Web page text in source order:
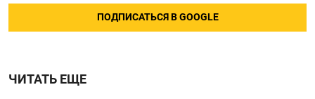
ПОДПИСАТЬСЯ В GOOGLE
ЧИТАТЬ ЕЩЕ